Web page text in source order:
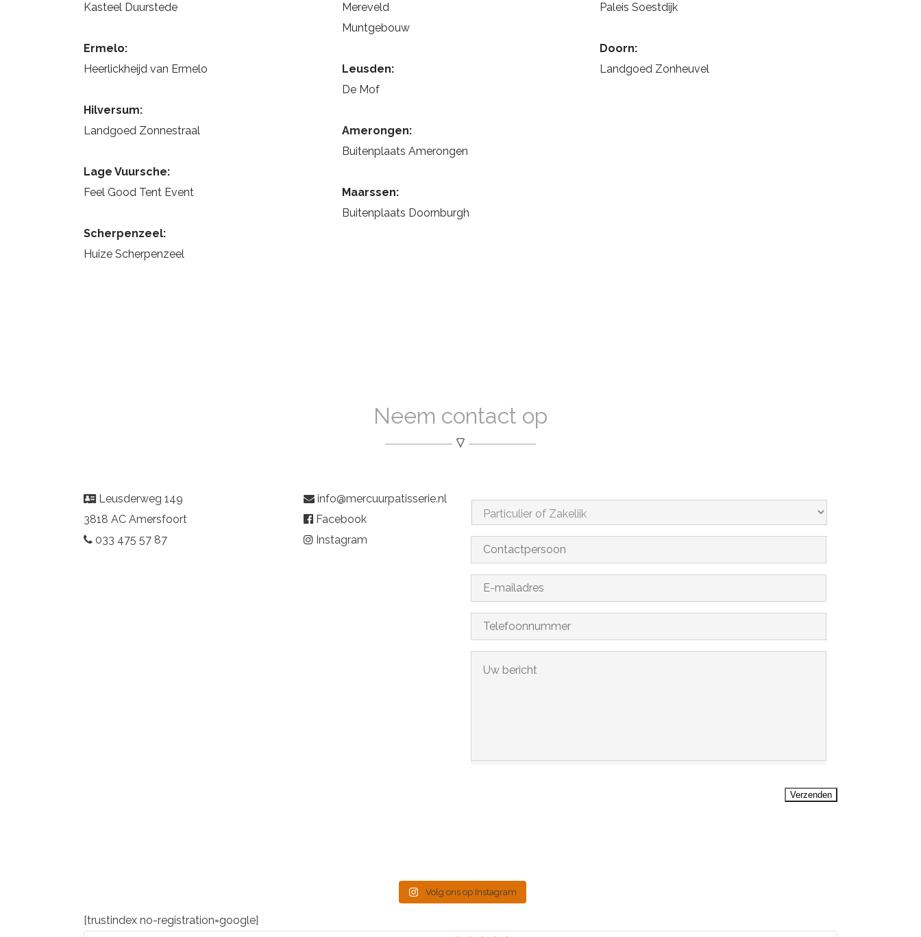
Kasteel Duurstede
Ermelo:
Heerlickheijd van Ermelo
Hilversum:
Landgoed Zonnestraal
Lage Vuursche:
Feel Good Tent Event
Scherpenzeel:
Huize Scherpenzeel
Mereveld
Muntgebouw
Leusden:
De Mof
Amerongen:
Buitenplaats Amerongen
Maarssen:
Buitenplaats Doornburgh
Paleis Soestdijk
Doorn:
Landgoed Zonheuvel
Neem contact op
Leusderweg 149
3818 AC Amersfoort
033 475 57 87
info@mercuurpatisserie.nl
Facebook
Instagram
Verzenden
Volg ons op Instagram
[trustindex no-registration=google]